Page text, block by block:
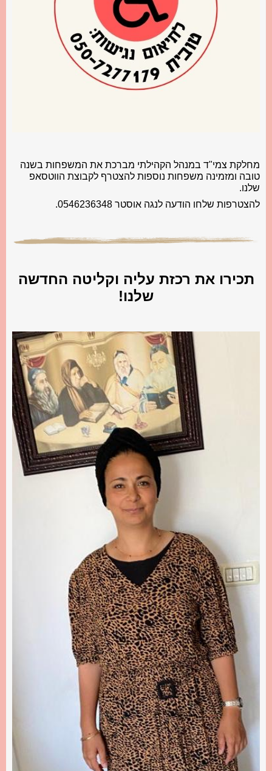
מחלקת צמי"ד במנהל הקהילתי מברכת את המשפחות בשנה
טובה ומזמינה משפחות נוספות להצטרף לקבוצת הווטסאפ
שלנו.
להצטרפות שלחו הודעה לנגה אוסטר 0546236348.
תכירו את רכזת עליה וקליטה החדשה
שלנו!